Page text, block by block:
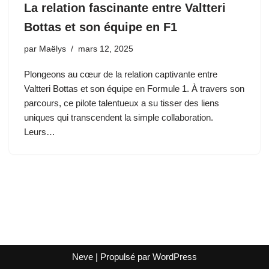
La relation fascinante entre Valtteri
Bottas et son équipe en F1
par Maëlys mars 12, 2025
Plongeons au cœur de la relation captivante entre
Valtteri Bottas et son équipe en Formule 1. À travers son
parcours, ce pilote talentueux a su tisser des liens
uniques qui transcendent la simple collaboration.
Leurs…
Neve | Propulsé par WordPress